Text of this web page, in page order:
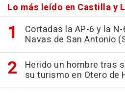
Lo más leído en Castilla y
Cortadas la AP-6 y la
Navas de San Antonio
Herido un hombre tras
su turismo en Otero de